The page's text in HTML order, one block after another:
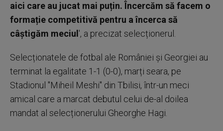
aici care au jucat mai puțin. Încercăm să facem o
formație competitivă pentru a încerca să
câștigăm meciul ', a precizat selecționerul.
Selecționatele de fotbal ale României și Georgiei au
terminat la egalitate 1-1 (0-0), marți seara, pe
Stadionul ''Miheil Meshi'' din Tbilisi, într-un meci
amical care a marcat debutul celui de-al doilea
mandat al selecționerului Gheorghe Hagi.